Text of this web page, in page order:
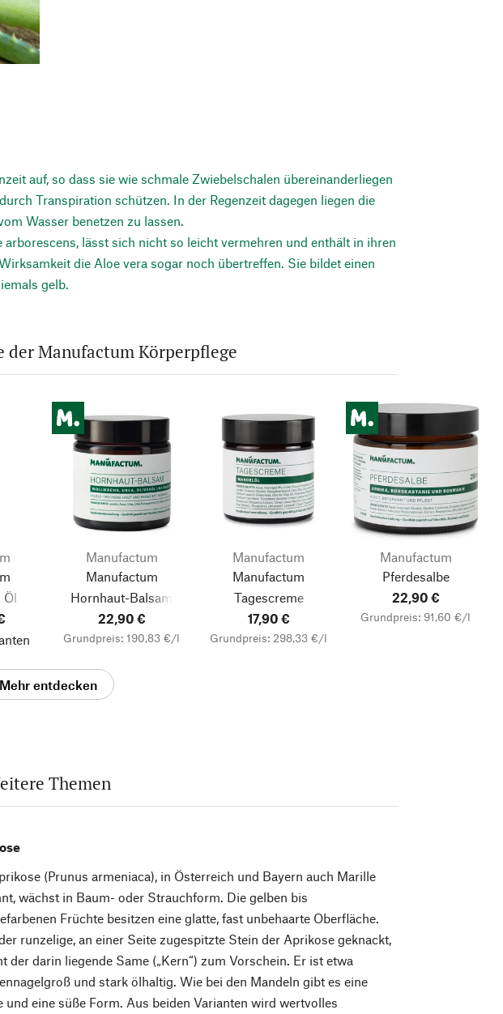
auf, so dass sie wie schmale Zwiebelschalen übereinanderliegen
Transpiration schützen. In der Regenzeit dagegen liegen die
Wasser benetzen zu lassen.
lässt sich nicht so leicht vermehren und enthält in ihren
die Aloe vera sogar noch übertreffen. Sie bildet einen
gelb.
der Manufactum Körperpflege
Öl
Manufactum
Manufactum
Hornhaut-Balsam
22,90 €
Grundpreis: 190,83 €/l
Manufactum
Manufactum
Tagescreme
17,90 €
Grundpreis: 298,33 €/l
Manufactum
Pferdesalbe
22,90 €
Grundpreis: 91,60 €/l
Mehr entdecken
Themen
(Prunus armeniaca), in Österreich und Bayern auch Marille
wächst in Baum- oder Strauchform. Die gelben bis
Früchte besitzen eine glatte, fast unbehaarte Oberfläche.
runzelige, an einer Seite zugespitzte Stein der Aprikose geknackt,
der darin liegende Same („Kern“) zum Vorschein. Er ist etwa
und stark ölhaltig. Wie bei den Mandeln gibt es eine
und eine süße Form. Aus beiden Varianten wird wertvolles